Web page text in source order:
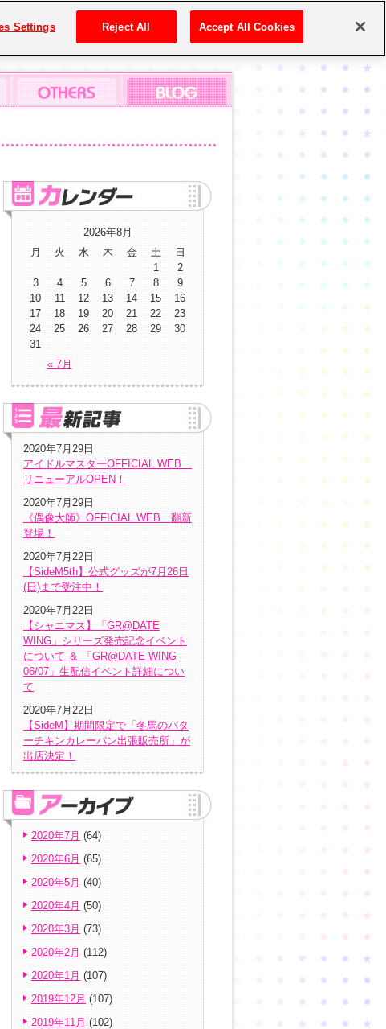
2026年8月
月
火 水 木 金 土 日
« 7月
1
2
3
4 5 6 7 8
9
10
11 12 13 14 15
16
17
18 19 20 21 22
23
24
25 26 27 28 29
30
31
2020年7月29日
アイドルマスターOFFICIAL WEB
リニューアルOPEN！
2020年7月29日
《偶像大師》OFFICIAL WEB 翻新
登場！
2020年7月22日
【SideM5th】公式グッズが7月26日
(日)まで受注中！
2020年7月22日
【シャニマス】「GR@DATE
WING」シリーズ発売記念イベント
について ＆ 「GR@DATE WING
06/07」生配信イベント詳細につい
て
2020年7月22日
【SideM】期間限定で「冬馬のバタ
ーチキンカレーパン出張販売所」が
出店決定！
2020年7月 (64)
2020年6月 (65)
2020年5月 (40)
2020年4月 (50)
2020年3月 (73)
2020年2月 (112)
2020年1月 (107)
2019年12月 (107)
2019年11月 (102)
Settings Reject All Accept All Cookies